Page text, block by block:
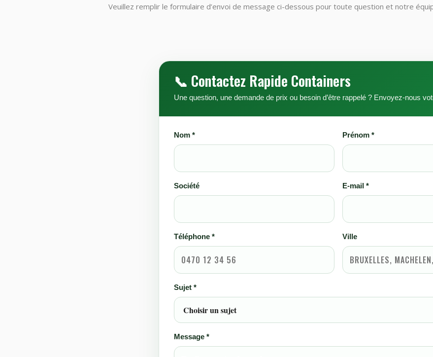
Veuillez remplir le formulaire d’envoi de message ci-dessous pour toute question et notre
📞 Contactez Rapide Containers
Une question, une demande de prix ou besoin d’être rappelé ? Envoyez-nous
Nom * Prénom *
Société E-mail *
Téléphone * Ville
Sujet *
Message *